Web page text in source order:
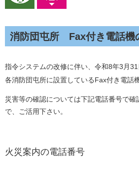
消防団屯所 Fax付き電話機
指令システムの改修に伴い、令和8年3月
各消防団屯所に設置しているFax付き電話
災害等の確認については下記電話番号で
で、ご活用下さい。
火災案内の電話番号